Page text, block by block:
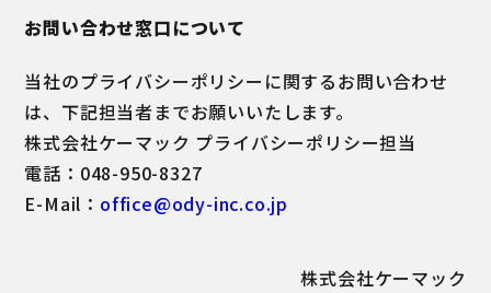
お問い合わせ窓口について
当社のプライバシーポリシーに関するお問い合わせ
は、下記担当者までお願いいたします。
株式会社ケーマック プライバシーポリシー担当
電話：048-950-8327
E-Mail： office@ody-inc.co.jp
株式会社ケーマック